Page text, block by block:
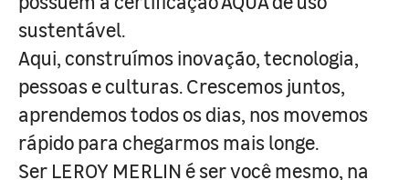
sustentável.
Aqui, construímos inovação, tecnologia,
pessoas e culturas. Crescemos juntos,
aprendemos todos os dias, nos movemos
rápido para chegarmos mais longe.
Ser LEROY MERLIN é ser você mesmo, na